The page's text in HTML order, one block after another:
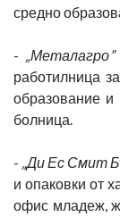
средно
-
работилница
образование и
болница.
- „Ди Ес Смит
и опаковки от
офис младеж,